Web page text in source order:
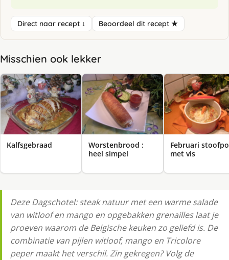
Direct naar recept ↓ Beoordeel dit recept ★
Misschien ook lekker
Kalfsgebraad
Worstenbrood :
heel simpel
Februari
met vis
Deze Dagschotel: steak natuur met een warme salade
van witloof en mango en opgebakken grenailles laat je
proeven waarom de Belgische keuken zo geliefd is. De
combinatie van pijlen witloof, mango en Tricolore
peper maakt het verschil. Zin gekregen? Volg de